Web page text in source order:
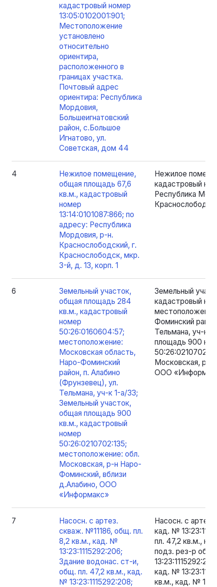
кадастровый номер
13:05:0102001:901;
Местоположение
установлено
относительно
ориентира,
расположенного в
границах участка.
Почтовый адрес
ориентира: Республика
Мордовия,
Большеигнатовский
район, с.Большое
Игнатово, ул.
Советская, дом 44
4
Нежилое помещение,
общая площадь 67,6
кв.м., кадастровый
номер
13:14:0101087:866; по
адресу: Республика
Мордовия, р-н.
Краснослободский, г.
Краснослободск, мкр.
3-й, д. 13, корп. 1
Нежилое
кадастровый
Республика
6
Земельный участок,
общая площадь 284
кв.м., кадастровый
номер
50:26:0160604:57;
местоположение:
Московская область,
Наро-Фоминский
район, п. Алабино
(Фрунзевец), ул.
Тельмана, уч-к 1-а/33;
Земельный участок,
общая площадь 900
кв.м., кадастровый
номер
50:26:0210702:135;
местоположение: обл.
Московская, р-н Наро-
Фоминский, вблизи
д.Алабино, ООО
«Информакс»
Земельный
кадастровый
Фоминский
Тельмана, уч-к
площадь 900
Московская, р-н
ООО
7
Насосн. с артез.
скваж. №11186, общ. пл.
8,2 кв.м., кад. №
13:23:1115292:206;
Здание водонас. ст-и,
общ. пл. 47,2 кв.м., кад.
№ 13:23:1115292:208;
Насосн. с
кад. №
пл. 47,2 кв.м.,
подз. рез-р
кад. №
кв.м., кад. №